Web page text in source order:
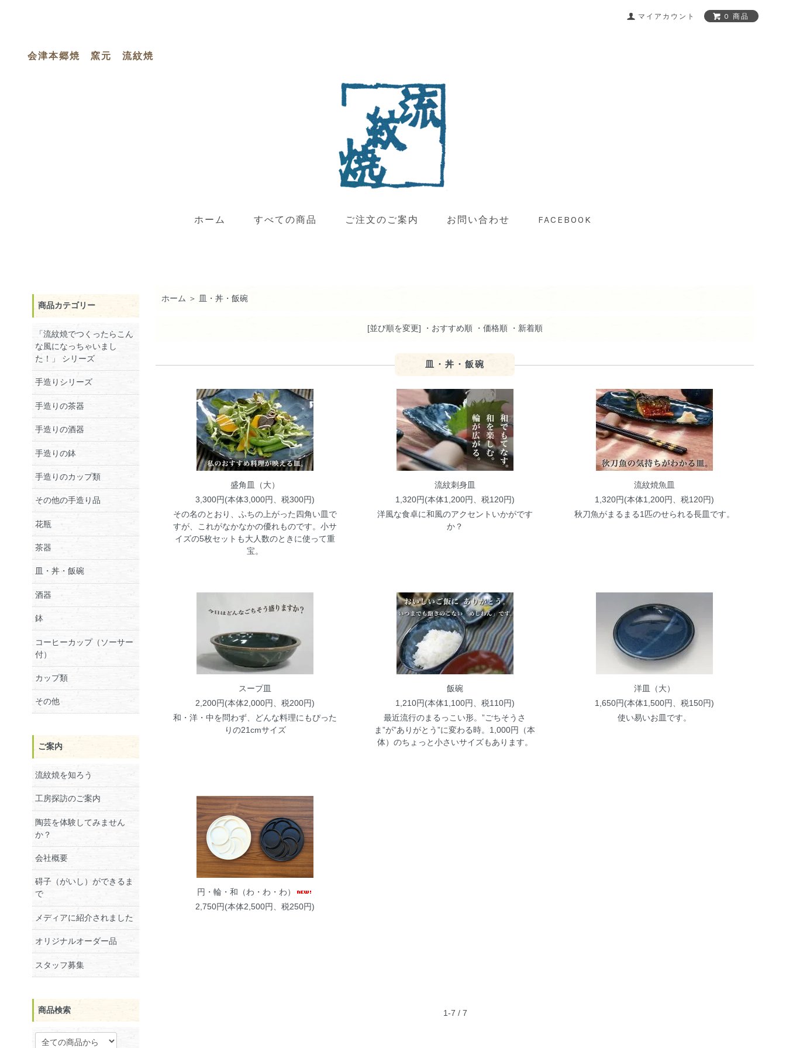
マイアカウント 0 商品
会津本郷焼 窯元 流紋焼
ホーム すべての商品 ご注文のご案内 お問い合わせ FACEBOOK
ホーム ＞ 皿・丼・飯碗
[並び順を変更] ・おすすめ順 ・価格順 ・新着順
皿・丼・飯碗
盛角皿（大）
3,300円(本体3,000円、税300円)
その名のとおり、ふちの上がった四角い皿で
すが、これがなかなかの優れものです。小サ
イズの5枚セットも大人数のときに使って重
宝。
流紋刺身皿
1,320円(本体1,200円、税120円)
洋風な食卓に和風のアクセントいかがです
か？
流紋焼魚皿
1,320円(本体1,200円、税120円)
秋刀魚がまるまる1匹のせられる長皿です。
スープ皿
2,200円(本体2,000円、税200円)
和・洋・中を問わず、どんな料理にもぴった
りの21cmサイズ
飯碗
1,210円(本体1,100円、税110円)
最近流行のまるっこい形。”ごちそうさ
ま”が”ありがとう”に変わる時。1,000円（本
体）のちょっと小さいサイズもあります。
洋皿（大）
1,650円(本体1,500円、税150円)
使い易いお皿です。
円・輪・和（わ・わ・わ）
2,750円(本体2,500円、税250円)
1-7 / 7
商品カテゴリー
「流紋焼でつくったらこん
な風になっちゃいまし
た！」 シリーズ
手造りシリーズ
手造りの茶器
手造りの酒器
手造りの鉢
手造りのカップ類
その他の手造り品
花瓶
茶器
皿・丼・飯碗
酒器
鉢
コーヒーカップ（ソーサー
付）
カップ類
その他
ご案内
流紋焼を知ろう
工房探訪のご案内
陶芸を体験してみません
か？
会社概要
碍子（がいし）ができるま
で
メディアに紹介されました
オリジナルオーダー品
スタッフ募集
商品検索